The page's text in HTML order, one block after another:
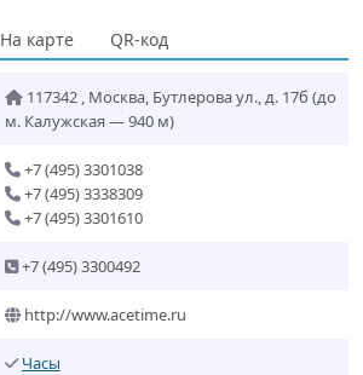
На карте QR-код
117342 , Москва, Бутлерова ул., д. 17б (до
м. Калужская — 940 м)
+7 (495) 3301038
+7 (495) 3338309
+7 (495) 3301610
+7 (495) 3300492
http://www.acetime.ru
Часы